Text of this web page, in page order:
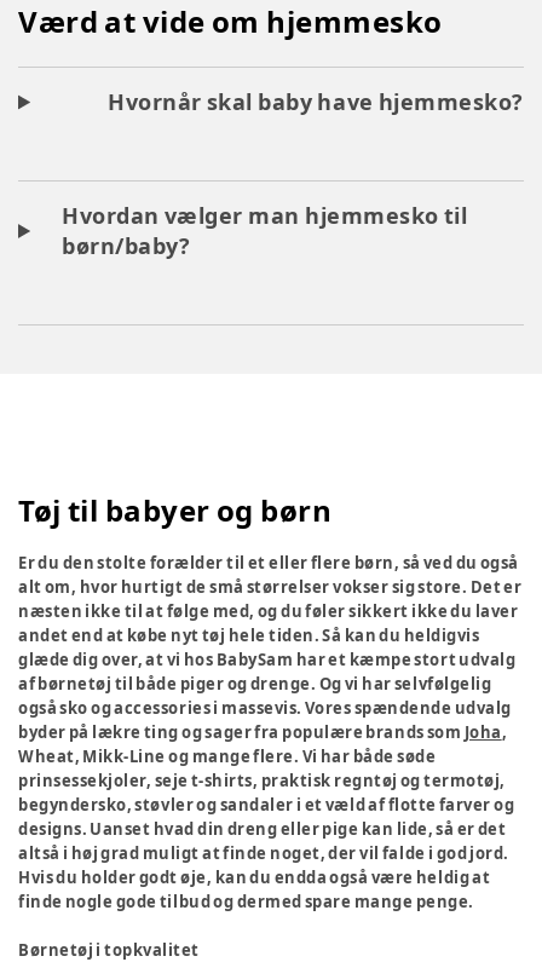
Værd at vide om hjemmesko
Hvornår skal baby have hjemmesko?
Hvordan vælger man hjemmesko til
børn/baby?
Tøj til babyer og børn
Er du den stolte forælder til et eller flere børn, så ved du også
alt om, hvor hurtigt de små størrelser vokser sig store. Det er
næsten ikke til at følge med, og du føler sikkert ikke du laver
andet end at købe nyt tøj hele tiden. Så kan du heldigvis
glæde dig over, at vi hos BabySam har et kæmpe stort udvalg
af børnetøj til både piger og drenge. Og vi har selvfølgelig
også sko og accessories i massevis. Vores spændende udvalg
byder på lækre ting og sager fra populære brands som Joha,
Wheat, Mikk-Line og mange flere. Vi har både søde
prinsessekjoler, seje t-shirts, praktisk regntøj og termotøj,
begyndersko, støvler og sandaler i et væld af flotte farver og
designs. Uanset hvad din dreng eller pige kan lide, så er det
altså i høj grad muligt at finde noget, der vil falde i god jord.
Hvis du holder godt øje, kan du endda også være heldig at
finde nogle gode tilbud og dermed spare mange penge.
Børnetøj i topkvalitet